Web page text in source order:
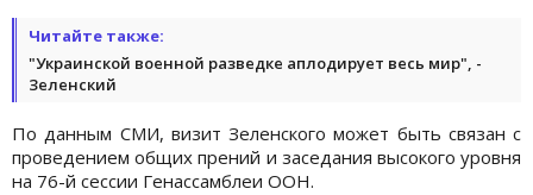
Читайте также:
"Украинской военной разведке аплодирует весь мир", -
Зеленский
По данным СМИ, визит Зеленского может быть связан с
проведением общих прений и заседания высокого уровня
на 76-й сессии Генассамблеи ООН.